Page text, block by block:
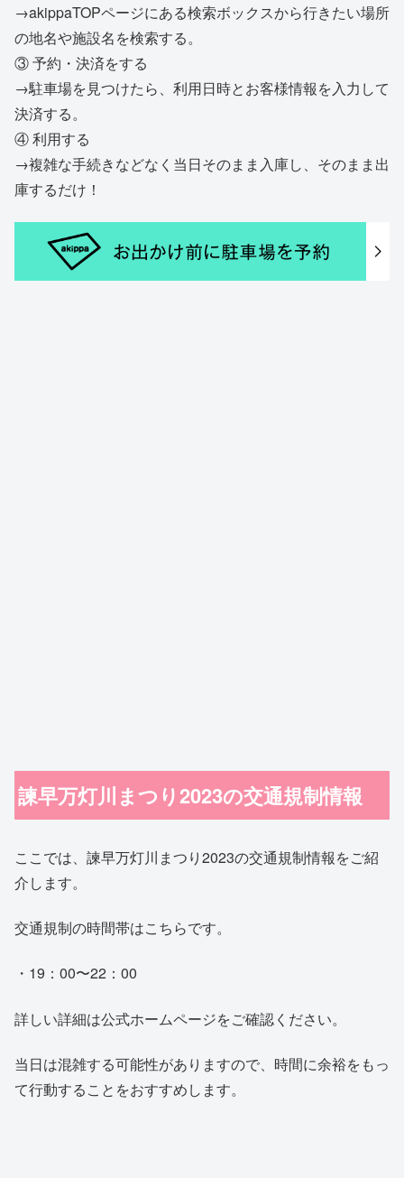
→akippaTOPページにある検索ボックスから行きたい場所
の地名や施設名を検索する。
③ 予約・決済をする
→駐車場を見つけたら、利用日時とお客様情報を入力して
決済する。
④ 利用する
→複雑な手続きなどなく当日そのまま入庫し、そのまま出
庫するだけ！
諫早万灯川まつり2023の交通規制情報
ここでは、諫早万灯川まつり2023の交通規制情報をご紹
介します。
交通規制の時間帯はこちらです。
・19：00〜22：00
詳しい詳細は公式ホームページをご確認ください。
当日は混雑する可能性がありますので、時間に余裕をもっ
て行動することをおすすめします。